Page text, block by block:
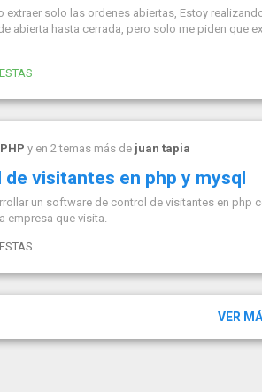
extraer solo las ordenes abiertas, Estoy
abierta hasta cerrada, pero solo me piden que
PHP y en 2 temas más de juan tapia
visitantes en php y mysql
un software de control de visitantes en
empresa que visita.
VER